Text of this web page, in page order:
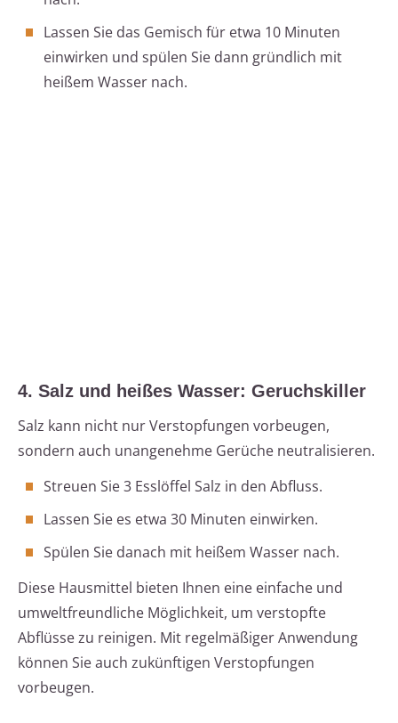
Lassen Sie das Gemisch für etwa 10 Minuten
einwirken und spülen Sie dann gründlich mit
heißem Wasser nach.
4. Salz und heißes Wasser: Geruchskiller
Salz kann nicht nur Verstopfungen vorbeugen,
sondern auch unangenehme Gerüche neutralisieren.
Streuen Sie 3 Esslöffel Salz in den Abfluss.
Lassen Sie es etwa 30 Minuten einwirken.
Spülen Sie danach mit heißem Wasser nach.
Diese Hausmittel bieten Ihnen eine einfache und
umweltfreundliche Möglichkeit, um verstopfte
Abflüsse zu reinigen. Mit regelmäßiger Anwendung
können Sie auch zukünftigen Verstopfungen
vorbeugen.